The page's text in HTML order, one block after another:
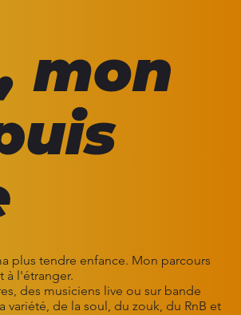
mon
plus tendre enfance. Mon parcours
à l'étranger.
des musiciens live ou sur bande
de la soul, du zouk, du RnB et